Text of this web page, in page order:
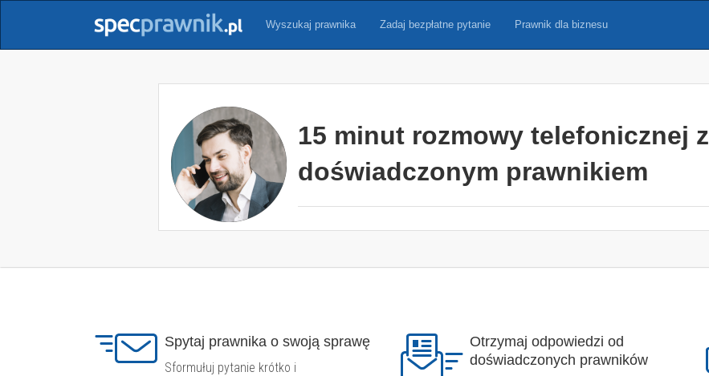
Wyszukaj prawnika Zadaj bezpłatne pytanie Prawnik dla biznesu
15 minut rozmowy telefonicznej z
doświadczonym prawnikiem
Spytaj prawnika o swoją sprawę
Sformułuj pytanie krótko i
Otrzymaj odpowiedzi od
doświadczonych prawników